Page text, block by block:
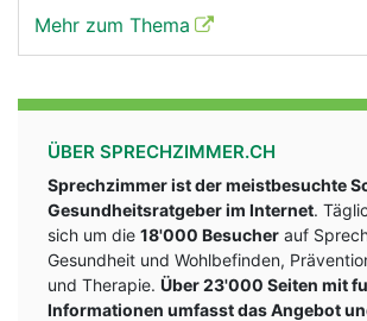
Mehr zum Thema
ÜBER SPRECHZIMMER.CH
Sprechzimmer ist der meistbesuchte
Gesundheitsratgeber im Internet.
sich um die 18'000 Besucher auf
Gesundheit und Wohlbefinden,
und Therapie. Über 23'000 Seiten mit
Informationen umfasst das Angebot